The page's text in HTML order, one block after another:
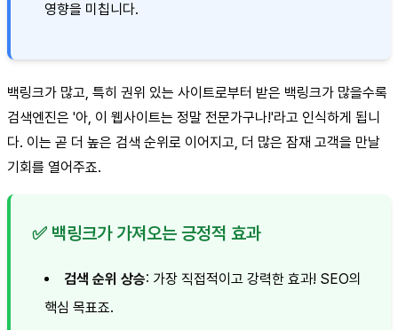
영향을 미칩니다.
백링크가 많고, 특히 권위 있는 사이트로부터 받은 백링크가 많을수록
검색엔진은 '아, 이 웹사이트는 정말 전문가구나!'라고 인식하게 됩니
다. 이는 곧 더 높은 검색 순위로 이어지고, 더 많은 잠재 고객을 만날
기회를 열어주죠.
✅ 백링크가 가져오는 긍정적 효과
검색 순위 상승: 가장 직접적이고 강력한 효과! SEO의
핵심 목표죠.